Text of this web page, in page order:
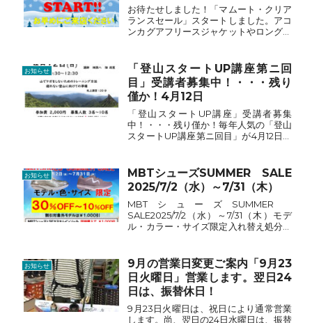
お待たせしました！「マムート・クリア
ランスセール」スタートしました。アコ
ンカグアフリースジャケットやロングス
す。ご来店お待ちしております。
お知らせ
「登山スタートUP講座第ニ回
目」受講者募集中！・・・残り
僅か！4月12日
「登山スタートUP講座」受講者募集
中！・・・残り僅か！毎年人気の「登山
スタートUP講座第ニ回目」が4月12日に
イドさんの講習を！★これから登山を始
めたい！★登山に興味が...
お知らせ
MBTシューズSUMMER SALE
2025/7/2（水）～7/31（木）
MBTシューズSUMMER
SALE2025/7/2（水）～7/31（木）モデ
ル・カラー・サイズ限定入れ替え処分セ
★MBTシューズとカスタムインソール
同時購入で１００...
お知らせ
9月の営業日変更ご案内「9月23
日火曜日」営業します。翌日24
日は、振替休日！
9月23日火曜日は、祝日により通常営業
します。尚、翌日の24日水曜日は、振替